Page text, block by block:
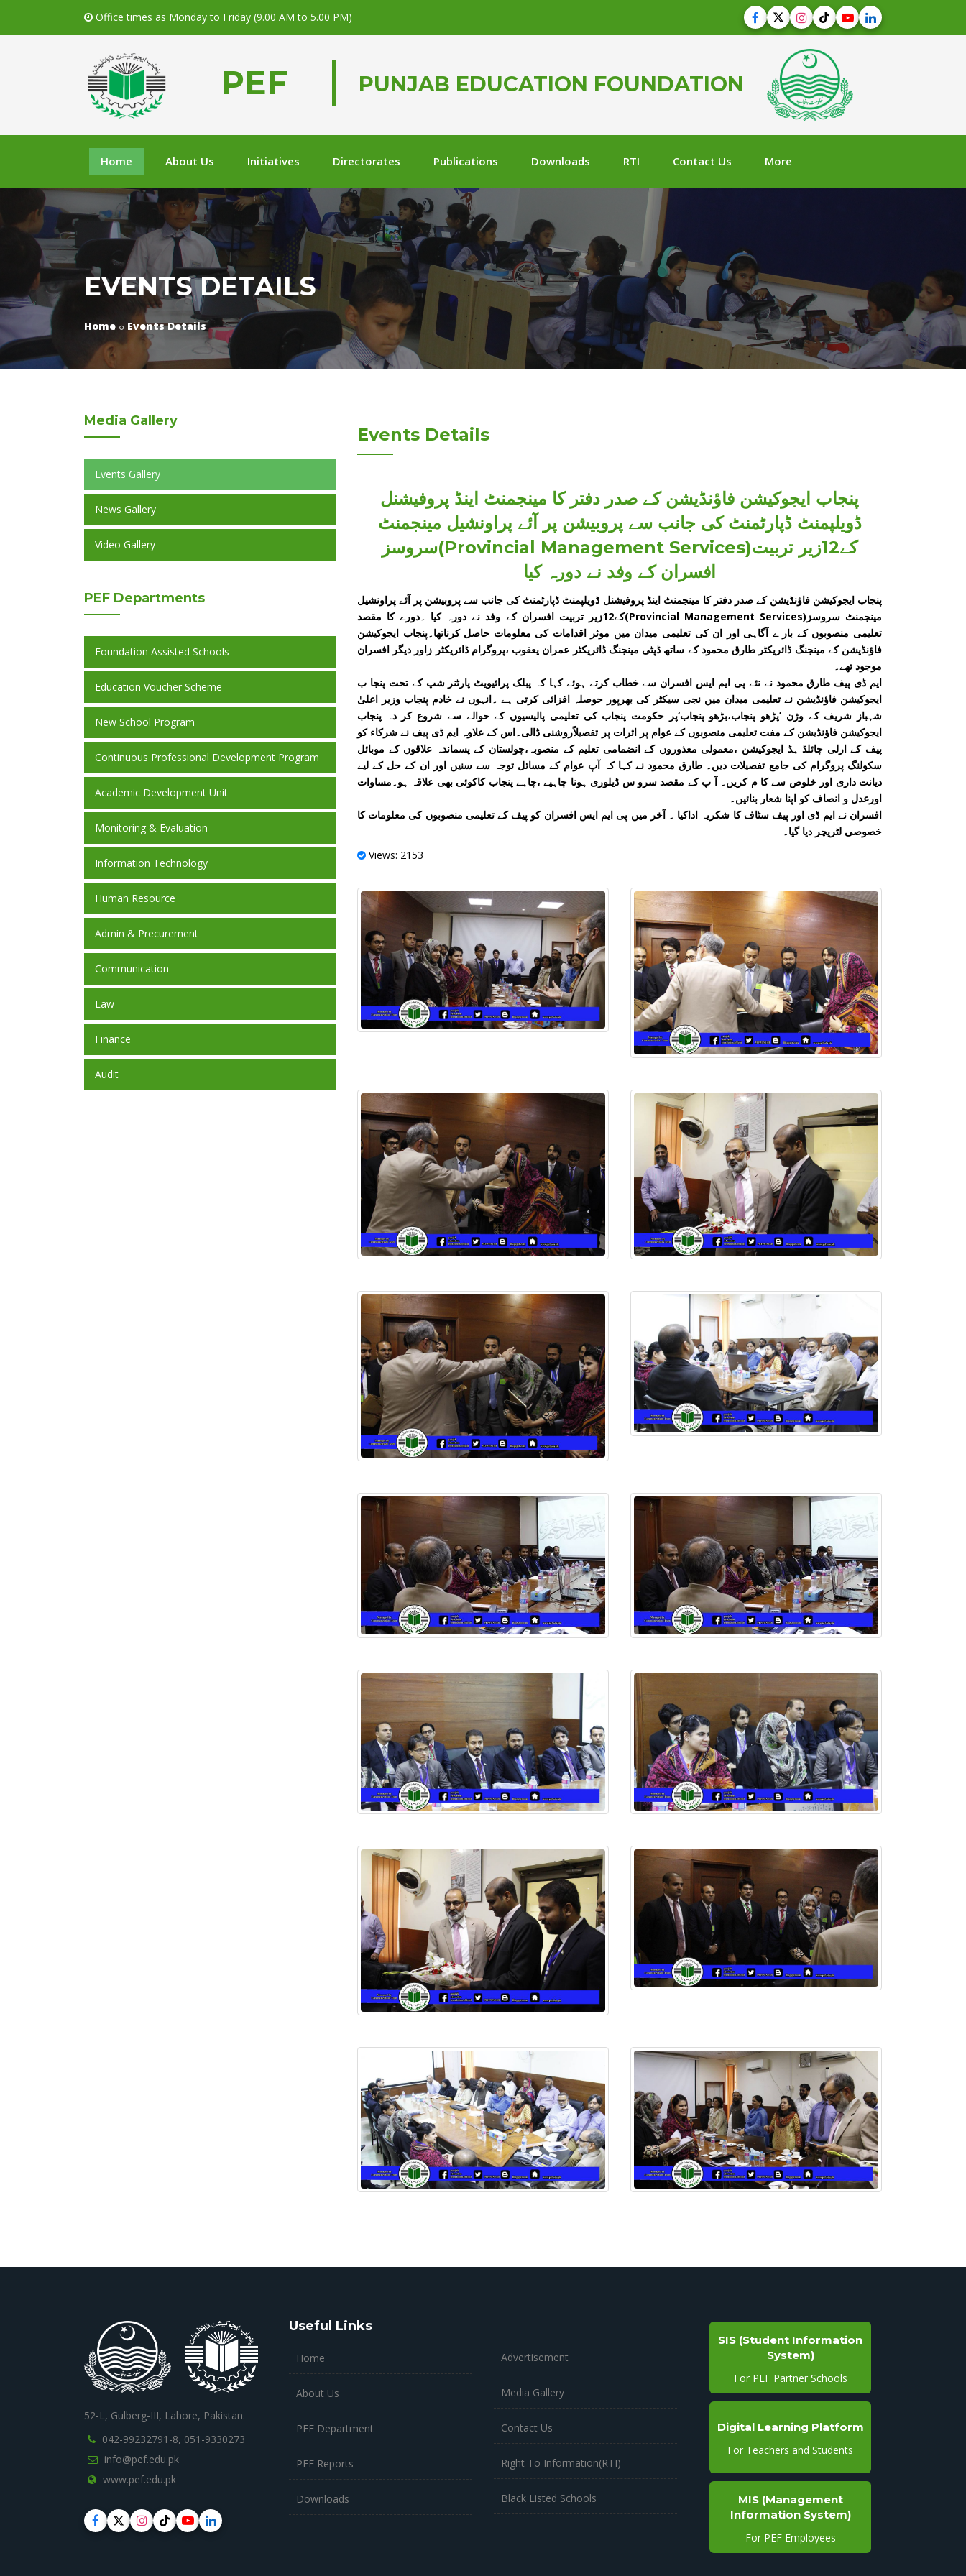
Office times as Monday to Friday (9.00 AM to 5.00 PM)
PEF PUNJAB EDUCATION FOUNDATION
Home About Us Initiatives Directorates Publications Downloads RTI Contact Us More
EVENTS DETAILS
Home Events Details
Media Gallery
Events Gallery
News Gallery
Video Gallery
PEF Departments
Foundation Assisted Schools
Education Voucher Scheme
New School Program
Continuous Professional Development Program
Academic Development Unit
Monitoring & Evaluation
Information Technology
Human Resource
Admin & Precurement
Communication
Law
Finance
Audit
Events Details
پنجاب ایجوکیشن فاؤنڈیشن کے صدر دفتر کا مینجمنٹ اینڈ پروفیشنل
ڈویلپمنٹ ڈپارٹمنٹ کی جانب سے پروبیشن پر آئے پراونشیل مینجمنٹ
سروسز(Provincial Management Services)کے12زیر تربیت
افسران کے وفد نے دورہ کیا
پنجاب ایجوکیشن فاؤنڈیشن کے صدر دفتر کا مینجمنٹ اینڈ پروفیشنل ڈویلپمنٹ ڈپارٹمنٹ کی جانب سے پروبیشن پر آئے پراونشیل
مینجمنٹ سروسز(Provincial Management Services)کے12زیر تربیت افسران کے وفد نے دورہ کیا ۔دورے کا مقصد
تعلیمی منصوبوں کے بار ے آگاہی اور ان کی تعلیمی میدان میں موثر اقدامات کی معلومات حاصل کرناتھا۔پنجاب ایجوکیشن
فاؤنڈیشن کے مینجنگ ڈائریکٹر طارق محمود کے ساتھ ڈپٹی مینجنگ ڈائریکٹر عمران یعقوب ،پروگرام ڈائریکٹر زاور دیگر افسران
موجود تھے۔
ایم ڈی پیف طارق محمود نے نئے پی ایم ایس افسران سے خطاب کرتے ہوئے کہا کہ پبلک پرائیویٹ پارٹنر شپ کے تحت پنجا ب
ایجوکیشن فاؤنڈیشن نے تعلیمی میدان میں نجی سیکٹر کی بھرپور حوصلہ افزائی کرتی ہے ۔انہوں نے خادم پنجاب وزیر اعلیٰ
شہباز شریف کے وژن ’پڑھو پنجاب،بڑھو پنجاب‘پر حکومت پنجاب کی تعلیمی پالیسیوں کے حوالے سے شروع کر دہ پنجاب
ایجوکیشن فاؤنڈیشن کے مفت تعلیمی منصوبوں کے عوام پر اثرات پر تفصیلاًروشنی ڈالی۔اس کے علاوہ ایم ڈی پیف نے شرکاء کو
پیف کے ارلی چائلڈ ہڈ ایجوکیشن ،معمولی معذوروں کے انضمامی تعلیم کے منصوبہ،چولستان کے پسماندہ علاقوں کے موبائل
سکولنگ پروگرام کی جامع تفصیلات دیں۔ طارق محمود نے کہا کہ آپ عوام کے مسائل توجہ سے سنیں اور ان کے حل کے لیے
دیانت داری اور خلوص سے کا م کریں۔ آ پ کے مقصد سرو س ڈیلوری ہونا چاہیے ،چاہے پنجاب کاکوئی بھی علاقہ ہو۔مساوات
اورعدل و انصاف کو اپنا شعار بنائیں۔
افسران نے ایم ڈی اور پیف سٹاف کا شکریہ اداکیا ۔ آخر میں پی ایم ایس افسران کو پیف کے تعلیمی منصوبوں کی معلومات کا
خصوصی لٹریچر دیا گیا۔
Views: 2153
52-L, Gulberg-III, Lahore, Pakistan.
042-99232791-8, 051-9330273
info@pef.edu.pk
www.pef.edu.pk
Useful Links
Home
About Us
PEF Department
PEF Reports
Downloads
Advertisement
Media Gallery
Contact Us
Right To Information(RTI)
Black Listed Schools
SIS (Student Information
System)
For PEF Partner Schools
Digital Learning Platform
For Teachers and Students
MIS (Management
Information System)
For PEF Employees